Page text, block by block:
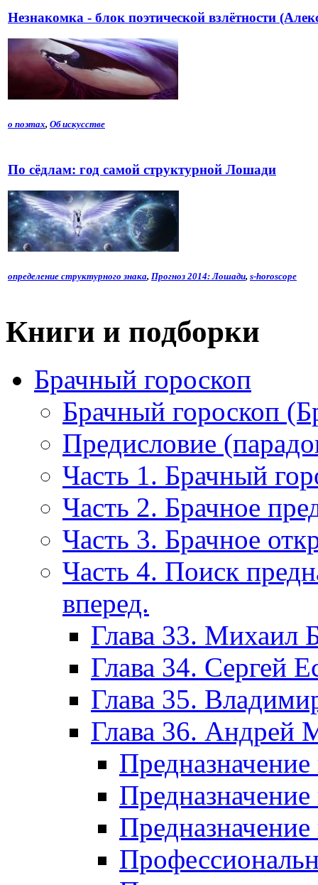
Незнакомка - блок поэтической взлётности
о поэтах, Об искусстве
По сёдлам: год самой структурной Лошади
определение структурного знака, Прогноз 2014: Лошади, s-horoscope
Книги и подборки
Брачный гороскоп
Брачный гороскоп
Предисловие
Часть 1. Брачный
Часть 2. Брачное
Часть 3. Брачное
Часть 4. Поиск
вперед.
Глава 33. Михаил
Глава 34. Сергей
Глава 35.
Глава 36. Андрей